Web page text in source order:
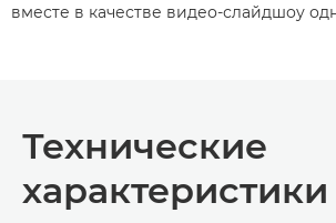
вместе в качестве видео-слайдшоу
Технические
характеристики